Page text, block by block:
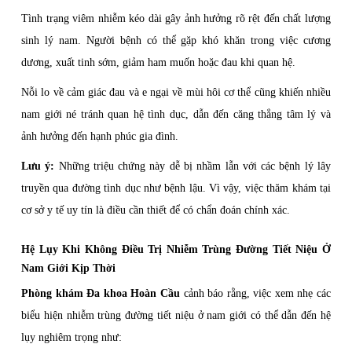
Tình trạng viêm nhiễm kéo dài gây ảnh hưởng rõ rệt đến chất lượng
sinh lý nam. Người bệnh có thể gặp khó khăn trong việc cương
dương, xuất tinh sớm, giảm ham muốn hoặc đau khi quan hệ.
Nỗi lo về cảm giác đau và e ngại về mùi hôi cơ thể cũng khiến nhiều
nam giới né tránh quan hệ tình dục, dẫn đến căng thẳng tâm lý và
ảnh hưởng đến hạnh phúc gia đình.
Lưu ý: Những triệu chứng này dễ bị nhầm lẫn với các bệnh lý lây
truyền qua đường tình dục như bệnh lậu. Vì vậy, việc thăm khám tại
cơ sở y tế uy tín là điều cần thiết để có chẩn đoán chính xác.
Hệ Lụy Khi Không Điều Trị Nhiễm Trùng Đường Tiết Niệu Ở
Nam Giới Kịp Thời
Phòng khám Đa khoa Hoàn Cầucảnh báo rằng, việc xem nhẹ các
biểu hiện nhiễm trùng đường tiết niệu ở nam giới có thể dẫn đến hệ
lụy nghiêm trọng như: